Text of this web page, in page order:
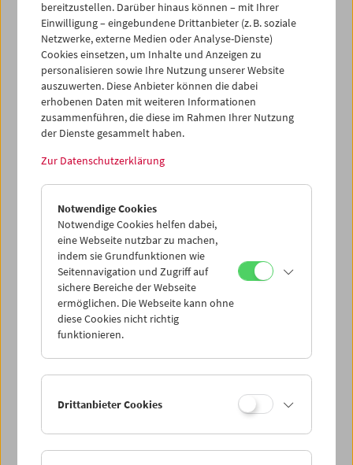
< zurück zur Übersicht
bereitzustellen. Darüber hinaus können – mit Ihrer
Einwilligung – eingebundene Drittanbieter (z. B. soziale
Netzwerke, externe Medien oder Analyse-Dienste)
Cookies einsetzen, um Inhalte und Anzeigen zu
personalisieren sowie Ihre Nutzung unserer Website
auszuwerten. Diese Anbieter können die dabei
erhobenen Daten mit weiteren Informationen
zusammenführen, die diese im Rahmen Ihrer Nutzung
der Dienste gesammelt haben.
Zur Datenschutzerklärung
Notwendige Cookies
Notwendige Cookies helfen dabei,
eine Webseite nutzbar zu machen,
indem sie Grundfunktionen wie
Seitennavigation und Zugriff auf
sichere Bereiche der Webseite
ermöglichen. Die Webseite kann ohne
diese Cookies nicht richtig
funktionieren.
Drittanbieter Cookies